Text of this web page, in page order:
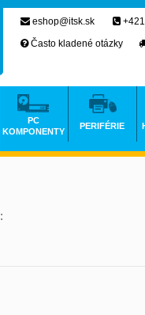
eshop@itsk.sk
Často kladené otázky
PC
KOMPONENTY
PERIFÉRIE